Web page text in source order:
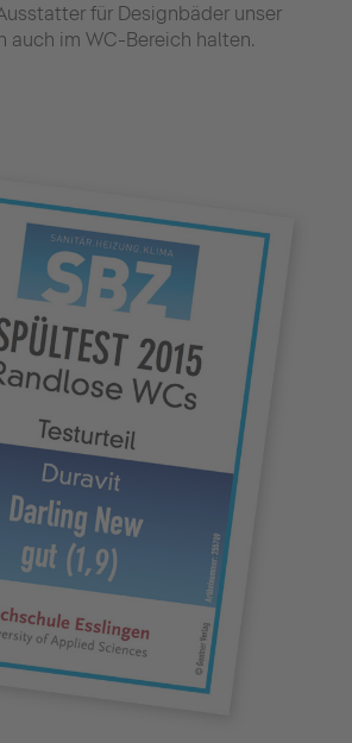
für Designbäder unser
auch im WC-Bereich halten.